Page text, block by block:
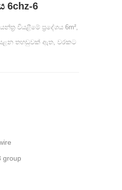
6
වියළීමේ ප්‍රදේශය 6m²,
තහඩුවක් ඇත, වරකට
group